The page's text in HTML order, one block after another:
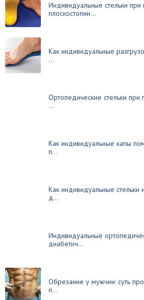
Индивидуальные стельки
плоскостопии...
Как индивидуальные
...
Ортопедические стельки при
...
Как индивидуальные капы
п...
Как индивидуальные стельки
д...
Индивидуальные
диабетич...
Обрезание у мужчин: суть
п...